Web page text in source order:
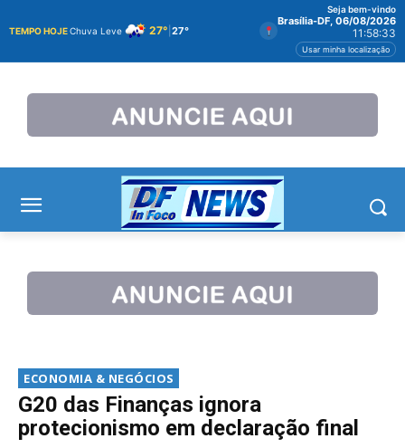
TEMPO HOJEChuva Leve 27° 27°
Seja bem-vindo
Brasília-DF, 06/08/2026
11:58:33
Usar minha localização
ECONOMIA & NEGÓCIOS
G20 das Finanças ignora
protecionismo em declaração final